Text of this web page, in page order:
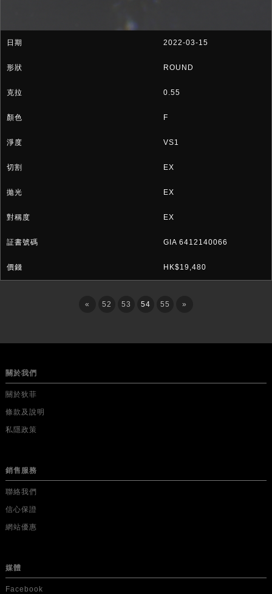
2022-03-15
ROUND
0.55
F
VS1
EX
EX
EX
GIA 6412140066
HK$19,480
« 52 53 54 55 »
關於我們
關於狄菲
條款及說明
私隱政策
銷售服務
聯絡我們
信心保證
網站優惠
媒體
Facebook